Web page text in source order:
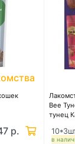
р.
Bee
тунец
в